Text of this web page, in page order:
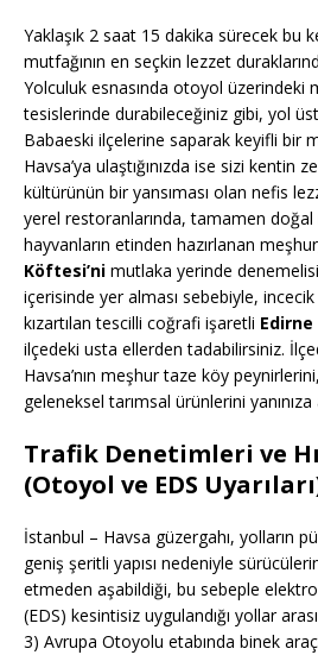
Yaklaşık 2 saat 15 dakika sürecek bu
mutfağının en seçkin lezzet
Yolculuk esnasında otoyol üzerindeki
tesislerinde durabileceğiniz gibi, yol
Babaeski ilçelerine saparak keyifli bir
Havsa’ya ulaştığınızda ise sizi kentin
kültürünün bir yansıması olan nefis
yerel restoranlarında, tamamen
hayvanların etinden hazırlanan
Köftesi’ni mutlaka yerinde
içerisinde yer alması sebebiyle,
kızartılan tescilli coğrafi işaretli Edirne
ilçedeki usta ellerden tadabilirsiniz.
Havsa’nın meşhur taze köy
geleneksel tarımsal ürünlerini yanınıza
Trafik Denetimleri ve
(Otoyol ve EDS
İstanbul – Havsa güzergahı, yolların
geniş şeritli yapısı nedeniyle sürücülerin
etmeden aşabildiği, bu sebeple
(EDS) kesintisiz uygulandığı yollar
3) Avrupa Otoyolu etabında binek